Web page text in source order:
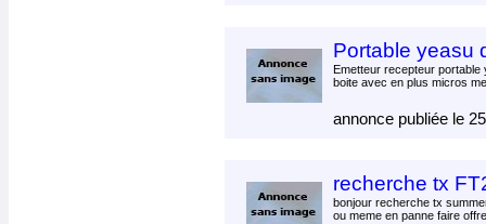
Portable yeasu
Emetteur recepteur portable
boite avec en plus micros
annonce publiée le
recherche tx
bonjour recherche tx
ou meme en panne faire